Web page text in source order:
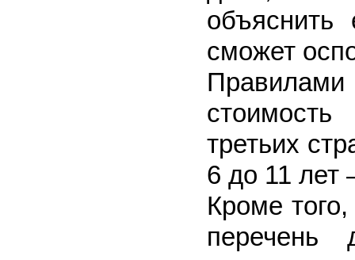
объяснить
сможет
Правилами
третьих
6 до 11 лет
Кроме
перечень